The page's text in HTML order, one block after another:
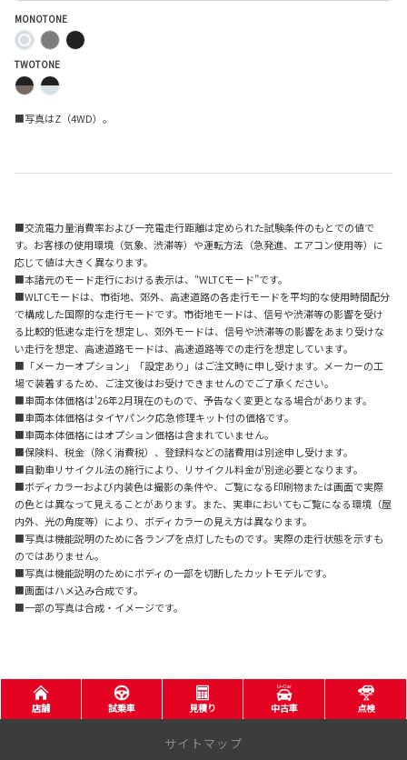
MONOTONE
TWOTONE
■写真はZ（4WD）。
■交流電力量消費率および一充電走行距離は定められた試験条件のもとでの値で
す。お客様の使用環境（気象、渋滞等）や運転方法（急発進、エアコン使用等）に
応じて値は大きく異なります。
■本諸元のモード走行における表示は、“WLTCモード”です。
■WLTCモードは、市街地、郊外、高速道路の各走行モードを平均的な使用時間配分
で構成した国際的な走行モードです。市街地モードは、信号や渋滞等の影響を受け
る比較的低速な走行を想定し、郊外モードは、信号や渋滞等の影響をあまり受けな
い走行を想定、高速道路モードは、高速道路等での走行を想定しています。
■「メーカーオプション」「設定あり」はご注文時に申し受けます。メーカーの工
場で装着するため、ご注文後はお受けできませんのでご了承ください。
■車両本体価格は'26年2月現在のもので、予告なく変更となる場合があります。
■車両本体価格はタイヤパンク応急修理キット付の価格です。
■車両本体価格にはオプション価格は含まれていません。
■保険料、税金（除く消費税）、登録料などの諸費用は別途申し受けます。
■自動車リサイクル法の施行により、リサイクル料金が別途必要となります。
■ボディカラーおよび内装色は撮影の条件や、ご覧になる印刷物または画面で実際
の色とは異なって見えることがあります。また、実車においてもご覧になる環境（屋
内外、光の角度等）により、ボディカラーの見え方は異なります。
■写真は機能説明のために各ランプを点灯したものです。実際の走行状態を示すも
のではありません。
■写真は機能説明のためにボディの一部を切断したカットモデルです。
■画面はハメ込み合成です。
■一部の写真は合成・イメージです。
店舗 試乗車 見積り 中古車 点検
サイトマップ